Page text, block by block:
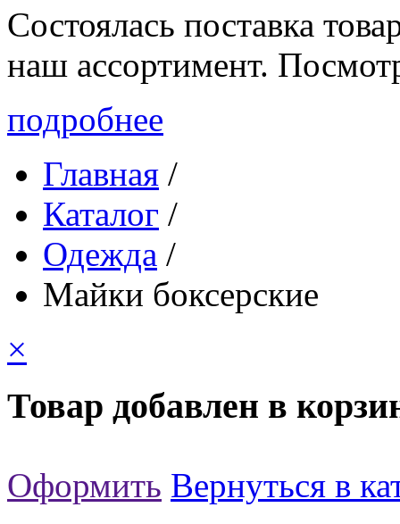
Состоялась поставка
наш ассортимент.
подробнее
Главная /
Каталог /
Одежда /
Майки боксерские
×
Товар добавлен в
Оформить Вернуться в